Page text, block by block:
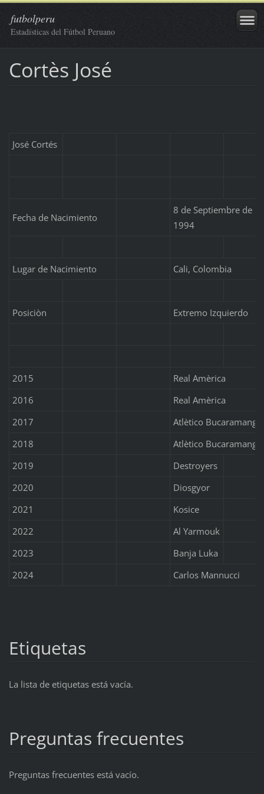
futbolperu
Estadísticas del Fútbol Peruano
Cortès José
José Cortés
Fecha de Nacimiento
8 de Septiembre de
1994
Lugar de Nacimiento Cali, Colombia
Posiciòn Extremo Izquierdo
2015
Real Amèrica
2016
Real Amèrica
2017
Atlètico Bucaramanga
2018
Atlètico Bucaramanga
2019
Destroyers
2020
Diosgyor
2021
Kosice
2022
Al Yarmouk
2023
Banja Luka
2024
Carlos Mannucci
Etiquetas
La lista de etiquetas está vacía.
Preguntas frecuentes
Preguntas frecuentes está vacío.